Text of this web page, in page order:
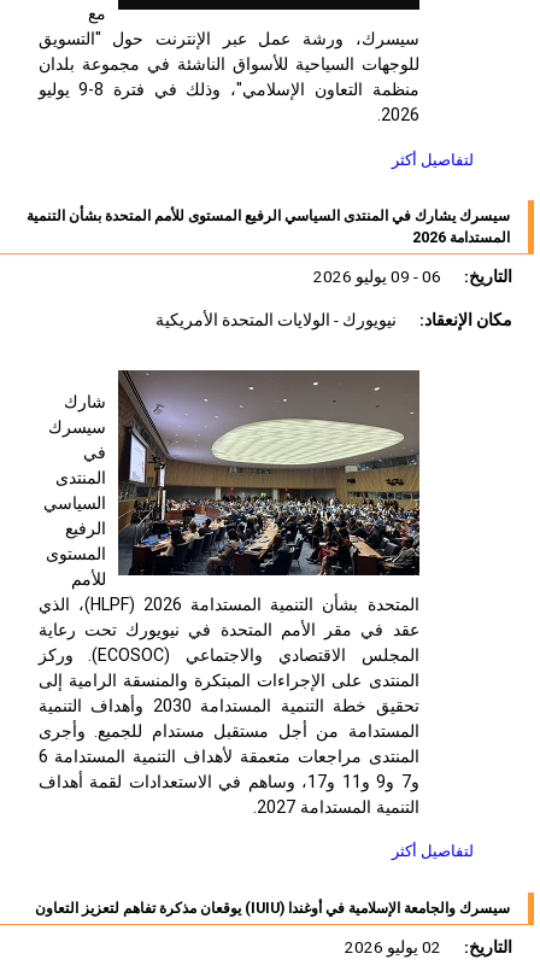
مع
سيسرك، ورشة عمل عبر الإنترنت حول "التسويق
للوجهات السياحية للأسواق الناشئة في مجموعة بلدان
منظمة التعاون الإسلامي"، وذلك في فترة 8-9 يوليو
2026.
لتفاصيل أكثر
سيسرك يشارك في المنتدى السياسي الرفيع المستوى للأمم المتحدة بشأن التنمية
المستدامة 2026
التاريخ:
مكان الإنعقاد:
نيويورك - الولايات المتحدة الأمريكية
شارك
سيسرك
في
المنتدى
السياسي
الرفيع
المستوى
للأمم
المتحدة بشأن التنمية المستدامة(HLPF) 2026، الذي
عقد في مقر الأمم المتحدة في نيويورك تحت رعاية
المجلس الاقتصادي والاجتماعي (
ECOSOC). وركز
المنتدى على الإجراءات المبتكرة والمنسقة الرامية إلى
تحقيق خطة التنمية المستدامة 2030 وأهداف التنمية
المستدامة من أجل مستقبل مستدام للجميع. وأجرى
المنتدى مراجعات متعمقة لأهداف التنمية المستدامة 6
و7 و9 و11 و17، وساهم في الاستعدادات لقمة أهداف
التنمية المستدامة 2027.
لتفاصيل أكثر
سيسرك والجامعة الإسلامية في أوغندا (IUIU) يوقعان مذكرة تفاهم لتعزيز التعاون
التاريخ: